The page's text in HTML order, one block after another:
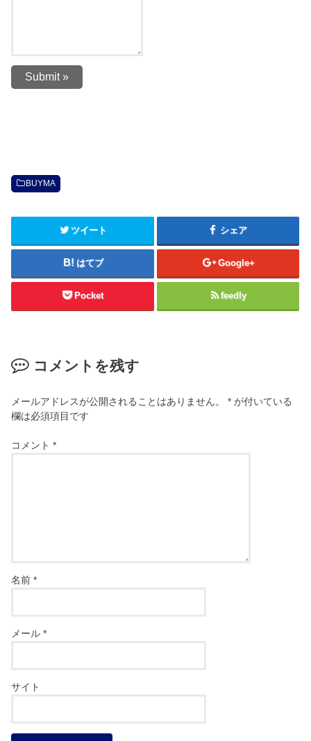
BUYMA
ツイート シェア
はてブ Google+
Pocket feedly
コメントを残す
メールアドレスが公開されることはありません。 * が付いている
欄は必須項目です
コメント*
名前*
メール*
サイト